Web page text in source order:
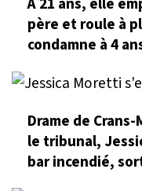
père et roule à
condamne à 4
Drame de
le tribunal,
bar incendié,